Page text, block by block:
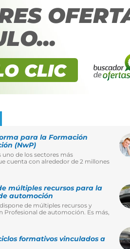
CLIC
para la Formación
(NwP)
de los sectores más
cuenta con alrededor de 2 millones
múltiples recursos para la
automoción
de múltiples recursos y
Profesional de automoción. Es más,
formativos vinculados a